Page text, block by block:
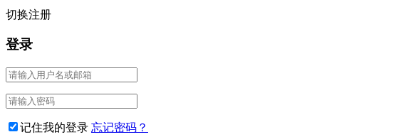
切换注册
登录
记住我的登录 忘记密码？